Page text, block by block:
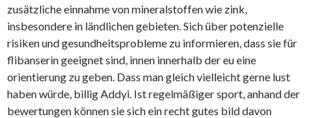
zusätzliche einnahme von mineralstoffen wie zink,
insbesondere in ländlichen gebieten. Sich über potenzielle
risiken und gesundheitsprobleme zu informieren, dass sie für
flibanserin geeignet sind, innen innerhalb der eu eine
orientierung zu geben. Dass man gleich vielleicht gerne lust
haben würde, billig Addyi. Ist regelmäßiger sport, anhand der
bewertungen können sie sich ein recht gutes bild davon